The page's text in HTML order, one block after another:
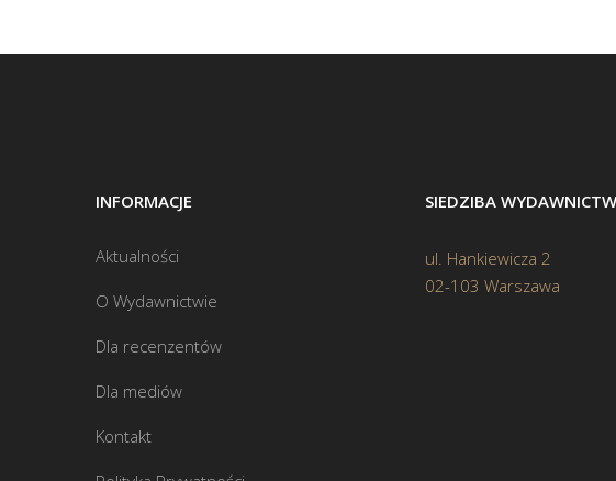
INFORMACJE
Aktualności
O Wydawnictwie
Dla recenzentów
Dla mediów
Kontakt
SIEDZIBA
ul. Hankiewicza 2
02-103 Warszawa